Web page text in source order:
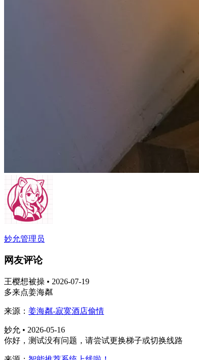
妙允管理员
网友评论
王樱想被操 • 2026-07-19
多来点姜海粼
来源： 姜海粼-寂寞酒店偷情
妙允 • 2026-05-16
你好，测试没有问题，请尝试更换梯子或切换线路